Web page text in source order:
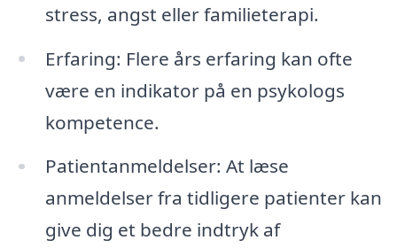
stress, angst eller familieterapi.
Erfaring: Flere års erfaring kan ofte
være en indikator på en psykologs
kompetence.
Patientanmeldelser: At læse
anmeldelser fra tidligere patienter kan
give dig et bedre indtryk af